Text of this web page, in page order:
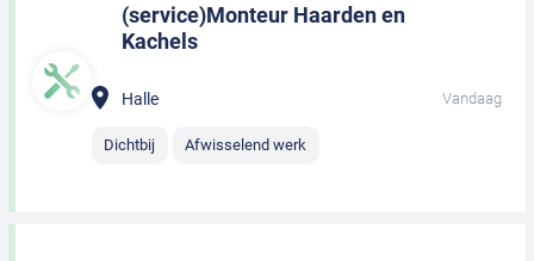
(service)Monteur Haarden en
Kachels
Halle Vandaag
Dichtbij Afwisselend werk